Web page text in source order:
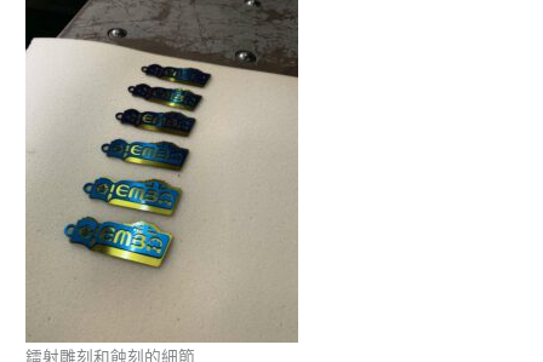
鐳射雕刻和蝕刻的細節